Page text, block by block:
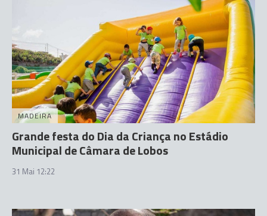
MADEIRA
Grande festa do Dia da Criança no Estádio
Municipal de Câmara de Lobos
31 Mai 12:22